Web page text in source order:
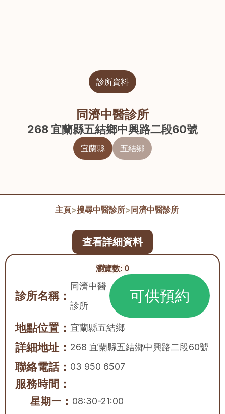
診所資料
同濟中醫診所
268 宜蘭縣五結鄉中興路二段60號
宜蘭縣 五結鄉
主頁>搜尋中醫診所> 同濟中醫診所
瀏覽數: 0
診所名稱：
同濟中醫
診所
可供預約
地點位置： 宜蘭縣五結鄉
詳細地址： 268 宜蘭縣五結鄉中興路二段60號
聯絡電話： 03 950 6507
服務時間：
星期一： 08:30-21:00
查看詳細資料